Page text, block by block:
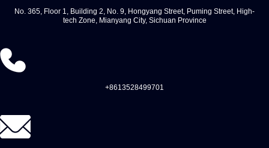
No. 365, Floor 1, Building 2, No. 9, Hongyang Street, Puming Street, High-
tech Zone, Mianyang City, Sichuan Province
+8613528499701